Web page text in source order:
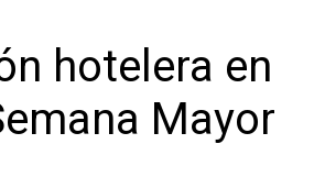
hotelera en
Mayor